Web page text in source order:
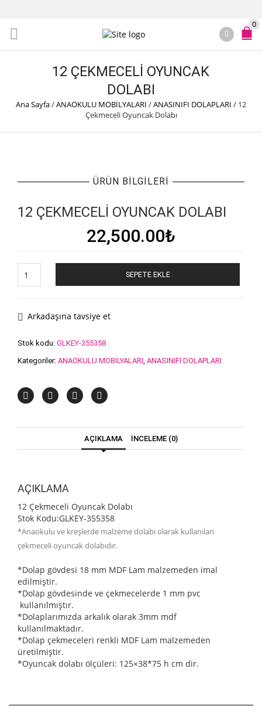
0
12 ÇEKMECELI OYUNCAK
DOLABI
Ana Sayfa/ANAOKULU MOBİLYALARI /ANASINIFI DOLAPLARI / 12
Çekmeceli Oyuncak Dolabı
ÜRÜN BILGILERI
12 ÇEKMECELI OYUNCAK DOLABI
22,500.00₺
Çekmeceli
adet
SEPETE EKLE
Arkadaşına tavsiye et
Stok kodu: GLKEY-355358
Kategoriler: ANAOKULU MOBİLYALARI ANASINIFI DOLAPLARI
AÇIKLAMA İNCELEME (0)
AÇIKLAMA
12 Çekmeceli Oyuncak Dolabı
Stok Kodu:GLKEY-355358
*Anaokulu ve kreşlerde malzeme dolabı olarak kullanılan
çekmeceli oyuncak dolabıdır.
*Dolap gövdesi 18 mm MDF Lam malzemeden imal
edilmiştir.
*Dolap gövdesinde ve çekmecelerde 1 mm pvc
kullanılmıştır.
*Dolaplarımızda arkalık olarak 3mm mdf
kullanılmaktadır.
*Dolap çekmeceleri renkli MDF Lam malzemeden
üretilmiştir.
*Oyuncak dolabı ölçüleri: 125×38*75 h cm dir.